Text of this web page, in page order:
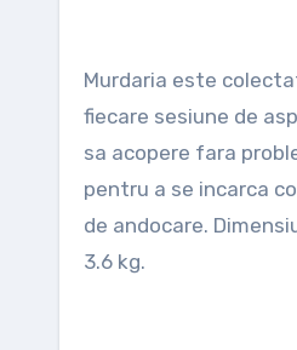
Murdaria este
fiecare sesiune de
sa acopere fara
pentru a se incarca
de andocare.
3.6 kg.